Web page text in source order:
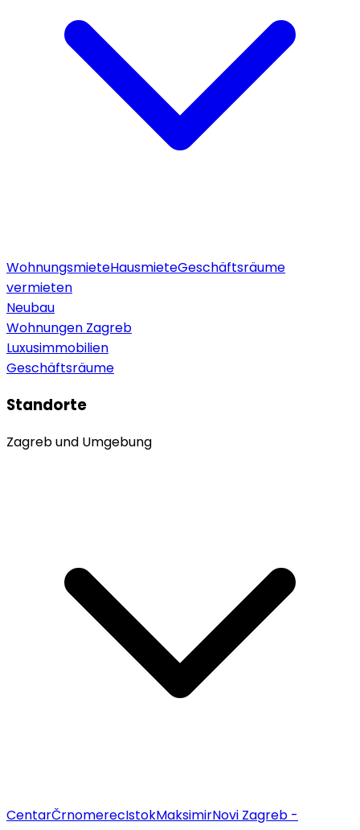
WohnungsmieteHausmieteGeschäftsräume
vermieten
Neubau
Wohnungen Zagreb
Luxusimmobilien
Geschäftsräume
Standorte
Zagreb und Umgebung
CentarČrnomerecIstokMaksimirNovi Zagreb -